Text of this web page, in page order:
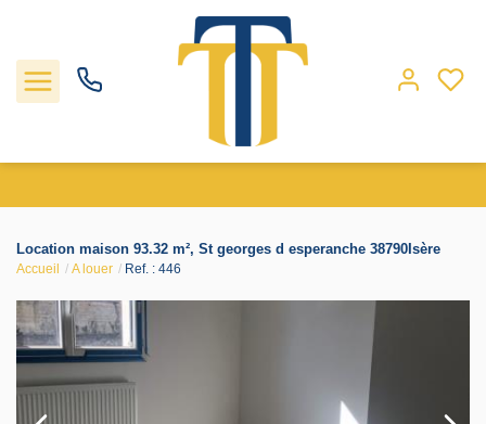
Gestion
Nos agences
Location maison 93.32 m², St georges d esperanche 38790Isère
Accueil A louer Ref. : 446